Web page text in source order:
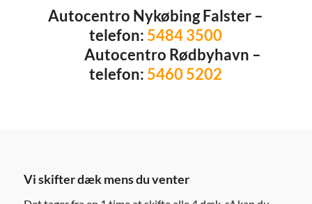
Autocentro Nykøbing Falster –
telefon: 5484 3500
Autocentro Rødbyhavn –
telefon: 5460 5202
Vi skifter dæk mens du venter